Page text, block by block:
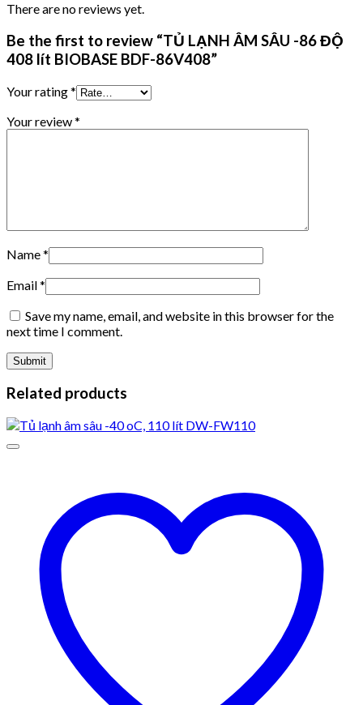
There are no reviews yet.
Be the first to review “TỦ LẠNH ÂM SÂU -86 ĐỘ
408 lít BIOBASE BDF-86V408”
Your rating*
Your review*
Name*
Email*
Save my name, email, and website in this browser for the
next time I comment.
Related products